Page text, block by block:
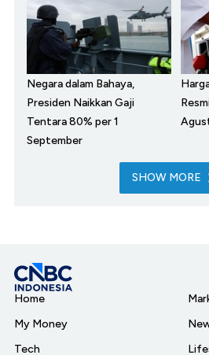
Negara dalam Bahaya,
Presiden Naikkan Gaji
Tentara 80% per 1
September
SHOW MORE
Home
My Money
Tech